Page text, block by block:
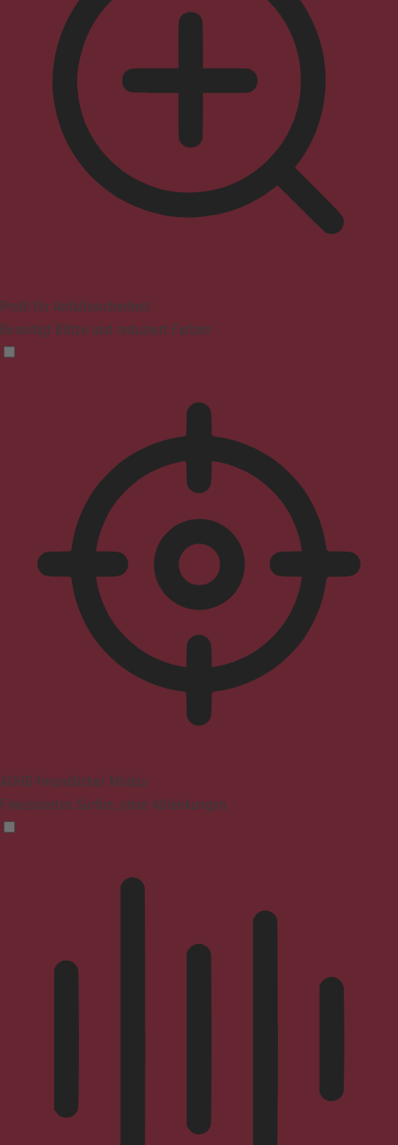
Profil für Anfallssicherheit
Beseitigt Blitze und reduziert Farben
ADHD-freundlicher Modus
Fokussiertes Surfen, ohne Ablenkungen